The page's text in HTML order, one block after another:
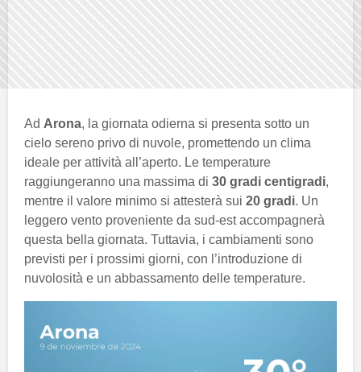
Ad Arona, la giornata odierna si presenta sotto un
cielo sereno privo di nuvole, promettendo un clima
ideale per attività all’aperto. Le temperature
raggiungeranno una massima di 30 gradi centigradi,
mentre il valore minimo si attesterà sui 20 gradi. Un
leggero vento proveniente da sud-est accompagnerà
questa bella giornata. Tuttavia, i cambiamenti sono
previsti per i prossimi giorni, con l’introduzione di
nuvolosità e un abbassamento delle temperature.